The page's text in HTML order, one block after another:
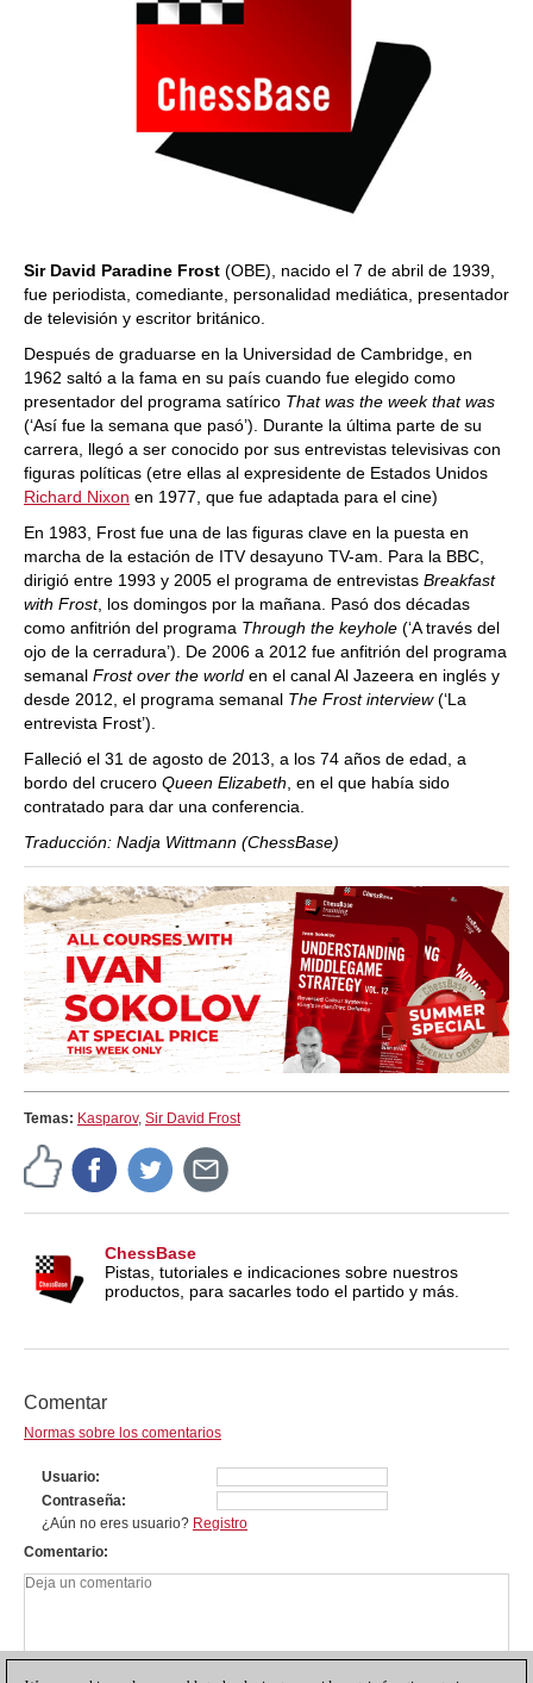
Sir David Paradine Frost (OBE), nacido el 7 de abril de 1939,
fue periodista, comediante, personalidad mediática, presentador
de televisión y escritor británico.
Después de graduarse en la Universidad de Cambridge, en
1962 saltó a la fama en su país cuando fue elegido como
presentador del programa satírico That was the week that was
(‘Así fue la semana que pasó’). Durante la última parte de su
carrera, llegó a ser conocido por sus entrevistas televisivas con
figuras políticas (etre ellas al expresidente de Estados Unidos
Richard Nixon en 1977, que fue adaptada para el cine)
En 1983, Frost fue una de las figuras clave en la puesta en
marcha de la estación de ITV desayuno TV-am. Para la BBC,
dirigió entre 1993 y 2005 el programa de entrevistas Breakfast
with Frost, los domingos por la mañana. Pasó dos décadas
como anfitrión del programa Through the keyhole (‘A través del
ojo de la cerradura’). De 2006 a 2012 fue anfitrión del programa
semanal Frost over the world en el canal Al Jazeera en inglés y
desde 2012, el programa semanal The Frost interview(‘La
entrevista Frost’).
Falleció el 31 de agosto de 2013, a los 74 años de edad, a
bordo del crucero Queen Elizabeth , en el que había sido
contratado para dar una conferencia.
Traducción: Nadja Wittmann (ChessBase)
Temas: Kasparov, Sir David Frost
ChessBase
Pistas, tutoriales e indicaciones sobre nuestros
productos, para sacarles todo el partido y más.
Comentar
Normas sobre los comentarios
Usuario
Contraseña
¿Aún no eres usuario? Registro
Comentario